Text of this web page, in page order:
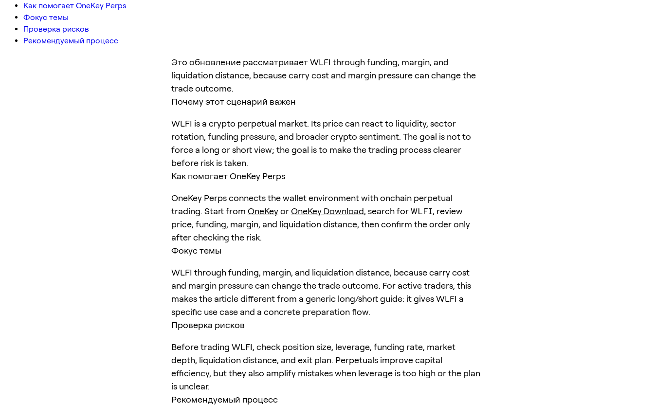
Как помогает OneKey Perps
Фокус темы
Проверка рисков
Рекомендуемый процесс
Это обновление рассматривает WLFI through funding, margin, and
liquidation distance, because carry cost and margin pressure can change the
trade outcome.
Почему этот сценарий важен
WLFI is a crypto perpetual market. Its price can react to liquidity, sector
rotation, funding pressure, and broader crypto sentiment. The goal is not to
force a long or short view; the goal is to make the trading process clearer
before risk is taken.
Как помогает OneKey Perps
OneKey Perps connects the wallet environment with onchain perpetual
trading. Start from OneKeyorOneKey Download, search forWLFI, review
price, funding, margin, and liquidation distance, then confirm the order only
after checking the risk.
Фокус темы
WLFI through funding, margin, and liquidation distance, because carry cost
and margin pressure can change the trade outcome. For active traders, this
makes the article different from a generic long/short guide: it gives WLFI a
specific use case and a concrete preparation flow.
Проверка рисков
Before trading WLFI, check position size, leverage, funding rate, market
depth, liquidation distance, and exit plan. Perpetuals improve capital
efficiency, but they also amplify mistakes when leverage is too high or the plan
is unclear.
Рекомендуемый процесс